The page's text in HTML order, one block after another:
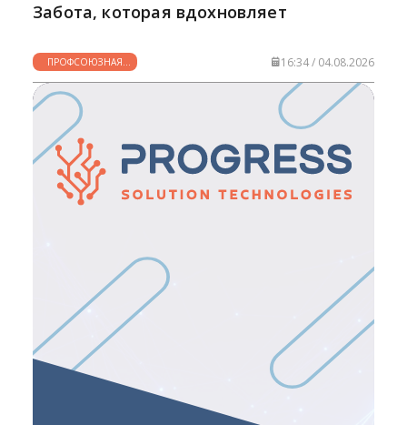
Забота, которая вдохновляет
ПРОФСОЮЗНАЯ
ЖИЗНЬ
16:34 / 04.08.2026